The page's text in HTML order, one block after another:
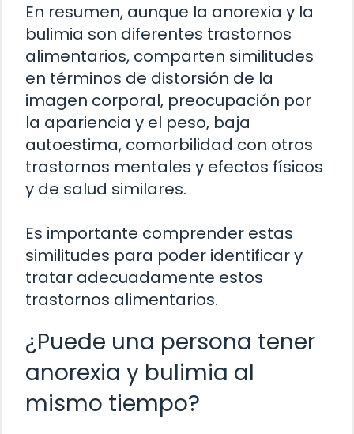
En resumen, aunque la anorexia y la
bulimia son diferentes trastornos
alimentarios, comparten similitudes
en términos de distorsión de la
imagen corporal, preocupación por
la apariencia y el peso, baja
autoestima, comorbilidad con otros
trastornos mentales y efectos físicos
y de salud similares.
Es importante comprender estas
similitudes para poder identificar y
tratar adecuadamente estos
trastornos alimentarios.
¿Puede una persona tener
anorexia y bulimia al
mismo tiempo?